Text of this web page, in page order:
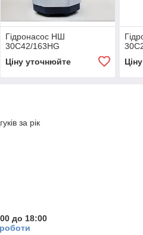
Гідронасос НШ
30C42/163HG
Ціну уточнюйте
за рік
до 18:00